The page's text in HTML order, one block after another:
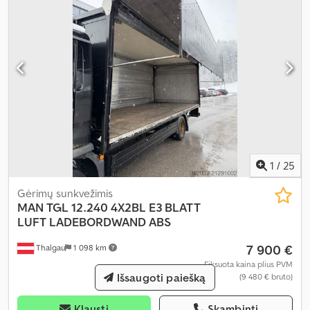
1 / 25
Thalgau 1 098 km
Gėrimų sunkvežimis
MAN TGL 12.240 4X2BL E3 BLATT
LUFT LADEBORDWAND ABS
7 900 €
Fiksuota kaina plius PVM
(9 480 € bruto)
Išsaugoti paiešką